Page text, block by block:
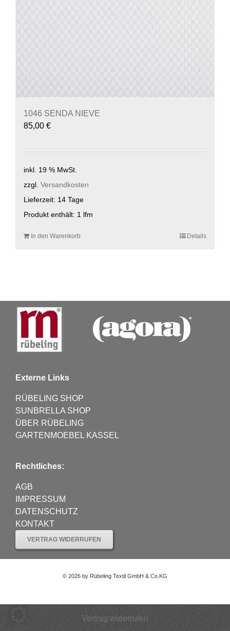
1046 SENDA NIEVE
85,00 €
inkl. 19 % MwSt.
zzgl. Versandkosten
Lieferzeit: 14 Tage
Produkt enthält: 1 lfm
In den Warenkorb Details
Externe Links
RÜBELING SHOP
SUNBRELLA SHOP
ÜBER RÜBELING
GARTENMOEBEL KASSEL
Rechtliches:
AGB
IMPRESSUM
DATENSCHUTZ
KONTAKT
VERTRAG WIDERRUFEN
© 2026 by Rübeling Textil GmbH & Co.KG
Vertrag widerrufen